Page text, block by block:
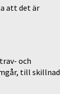
att det är
och
till skillnad